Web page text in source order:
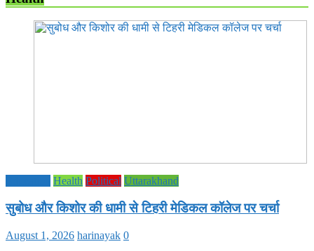
Health Political Uttarakhand
सुबोध और किशोर की धामी से टिहरी मेडिकल कॉलेज पर चर्चा
August 1, 2026 harinayak 0